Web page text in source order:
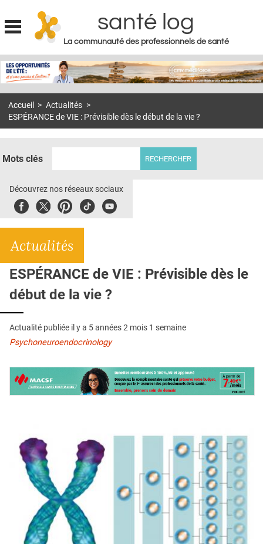
Jump to navigation
santé log
La communauté des professionnels de santé
MON COMPTE
S'ABONNER À LA REVUE SOIN À DOMICILE
DOSSIERS
E-REVUE SAD
L'APP
QUI SOMMES-NOUS ?
PUBLICITÉ
CONDITIONS GÉNÉRALES
CONTACT
Accueil > Actualités >
ESPÉRANCE de VIE : Prévisible dès le début de la vie ?
Mots clés
Découvrez nos réseaux sociaux
FacebookTwitterPinterest
TiktokYoubute
Actualités
ESPÉRANCE de VIE : Prévisible dès le
début de la vie ?
Actualité publiée il y a 5 années 2 mois 1 semaine
Psychoneuroendocrinology